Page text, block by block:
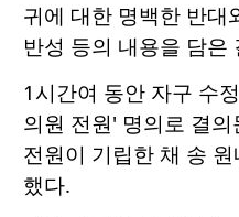
귀에 대한 명백한 반대
반성 등의 내용을 담은
1시간여 동안 자구 수
의원 전원' 명의로 결
전원이 기립한 채 송
했다.